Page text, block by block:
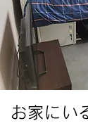
お家にい